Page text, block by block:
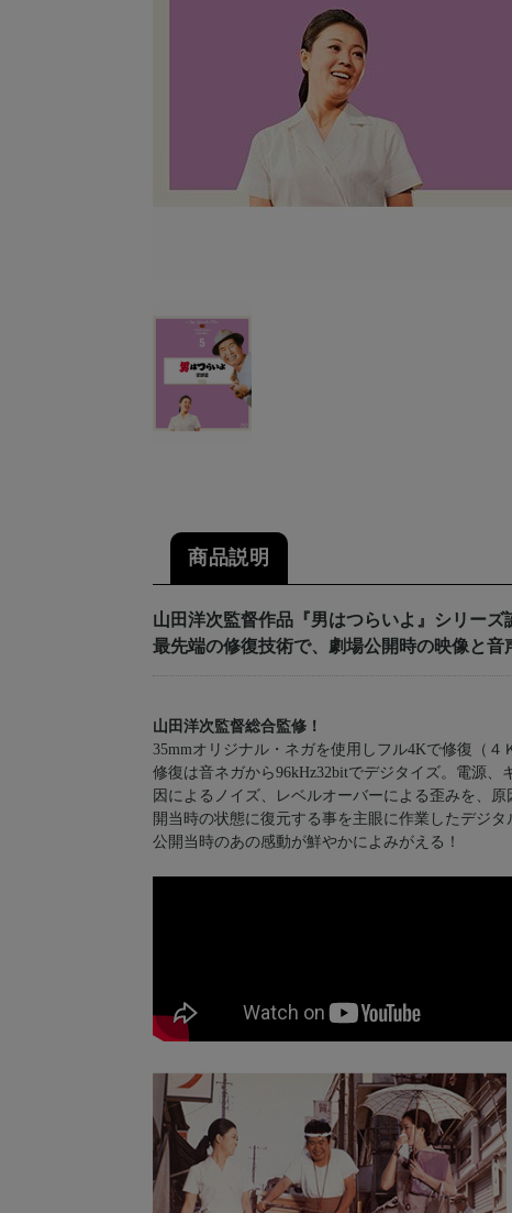
商品説明
山田洋次監督作品『男はつらいよ』シリーズ
最先端の修復技術で、劇場公開時の映像と音
山田洋次監督総合監修！
35mmオリジナル・ネガを使用しフル4Kで修復（
修復は音ネガから96kHz32bitでデジタイズ。電源
因によるノイズ、レベルオーバーによる歪みを、
開当時の状態に復元する事を主眼に作業したデジ
公開当時のあの感動が鮮やかによみがえる！